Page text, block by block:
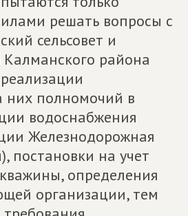
решать вопросы с
сельсовет и
района
них полномочий в
водоснабжения
Железнодорожная
постановки на учет
определения
организации, тем